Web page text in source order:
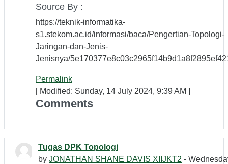
Source By :
https://teknik-informatika-
s1.stekom.ac.id/informasi/baca/Pengertian-Topologi-
Jaringan-dan-Jenis-
Jenisnya/
Permalink
[ Modified: Sunday, 14 July 2024, 9:39 AM ]
Comments
Tugas DPK Topologi
by JONATHAN SHANE DAVIS XIIJKT2 -